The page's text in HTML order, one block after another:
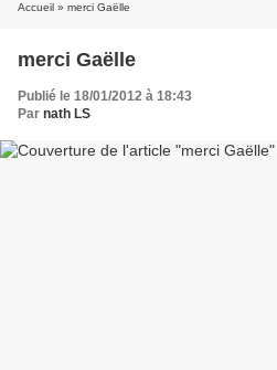
Accueil » merci Gaëlle
merci Gaëlle
Publié le 18/01/2012 à 18:43
Par nath LS